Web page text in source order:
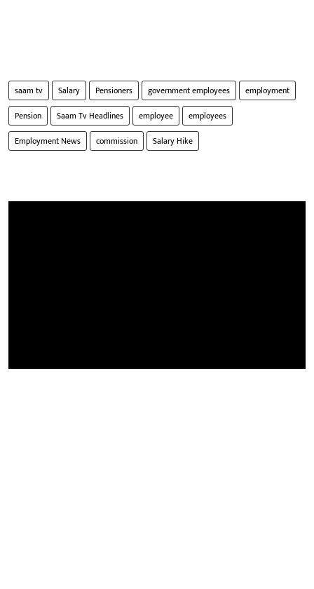
saam tv Salary Pensioners government employees
employment
Pension
Saam Tv Headlines employee
employees
Employment News
commission Salary Hike